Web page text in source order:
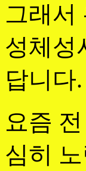
그래서
성체성
답니다.
요즘
심히